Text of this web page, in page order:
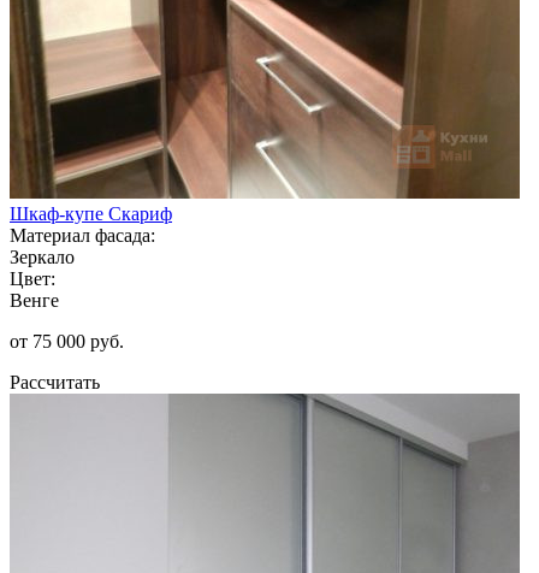
Шкаф-купе Скариф
Материал фасада:
Зеркало
Цвет:
Венге
от 75 000 руб.
Рассчитать